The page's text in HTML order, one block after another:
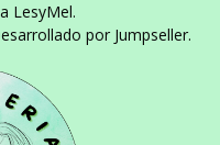
LesyMel.
por Jumpseller.